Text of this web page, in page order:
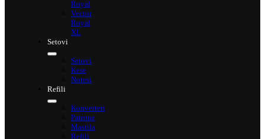
Royal
Vector
Royal
XL
Setovi
Setovi
Kese
Notesi
Refili
Konverteri
Patrone
Mastila
Refili